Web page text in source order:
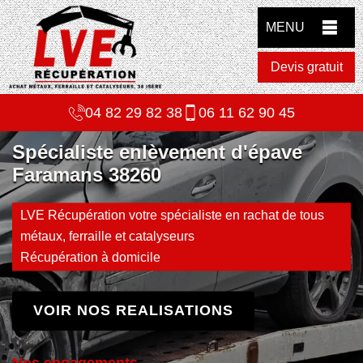
MENU
Devis gratuit
04 82 29 82 38 06 11 62 90 45
Spécialiste enlèvement d'épave
Faramans 38260
LVE Récupération votre spécialiste en rachat de tous
métaux, ferraille et catalyseurs
Récupération à domicile
VOIR NOS REALISATIONS